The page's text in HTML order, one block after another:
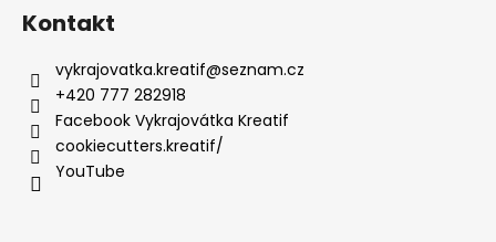
Kontakt
vykrajovatka.kreatif@seznam.cz
+420 777 282918
Facebook Vykrajovátka Kreatif
cookiecutters.kreatif/
YouTube